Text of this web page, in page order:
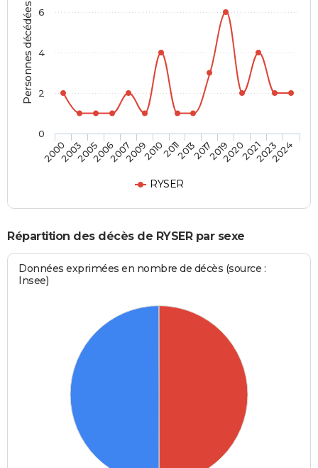
Personnes décédées
RYSER
200020032005200620072009201020112013201720192020202120232024
0
2
4
6
Répartition des décès de RYSER par sexe
Données exprimées en nombre de décès (source :
Insee)